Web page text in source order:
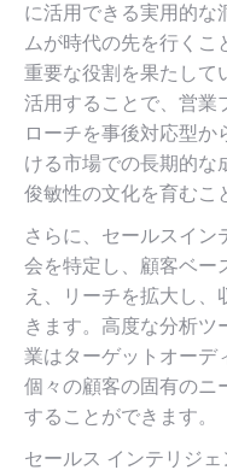
に活用できる実用的な
ムが時代の先を行くこ
重要な役割を果たして
活用することで、営業
ローチを事後対応型
ける市場での長期的な
俊敏性の文化を育むこ
さらに、セールスイン
会を特定し、顧客ベー
え、リーチを拡大し
きます。高度な分析ツ
業はターゲットオーデ
個々の顧客の固有のニ
することができます。
セールス インテリジ